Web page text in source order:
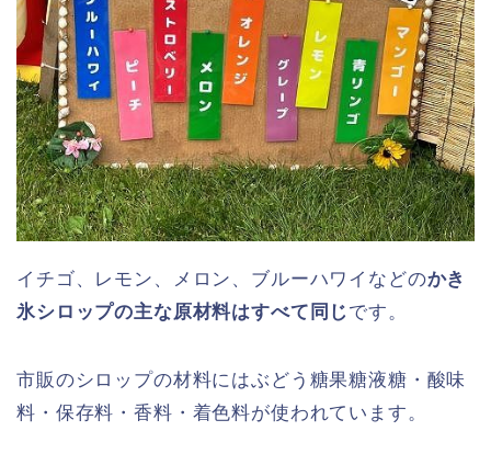
イチゴ、レモン、メロン、ブルーハワイなどのかき
氷シロップの主な原材料はすべて同じ です。
市販のシロップの材料にはぶどう糖果糖液糖・酸味
料・保存料・香料・着色料が使われています。